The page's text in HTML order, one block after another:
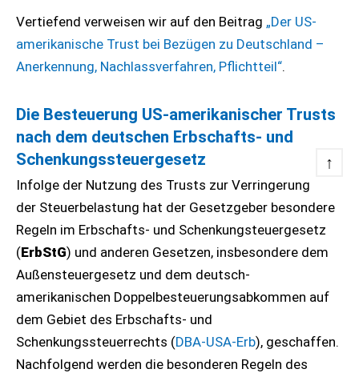
Vertiefend verweisen wir auf den Beitrag „Der US-
amerikanische Trust bei Bezügen zu Deutschland –
Anerkennung, Nachlassverfahren, Pflichtteil“.
Die Besteuerung US-amerikanischer Trusts
nach dem deutschen Erbschafts- und
Schenkungssteuergesetz
↑
Infolge der Nutzung des Trusts zur Verringerung
der Steuerbelastung hat der Gesetzgeber besondere
Regeln im Erbschafts- und Schenkungsteuergesetz
(ErbStG) und anderen Gesetzen, insbesondere dem
Außensteuergesetz und dem deutsch-
amerikanischen Doppelbesteuerungsabkommen auf
dem Gebiet des Erbschafts- und
Schenkungssteuerrechts (DBA-USA-Erb), geschaffen.
Nachfolgend werden die besonderen Regeln des